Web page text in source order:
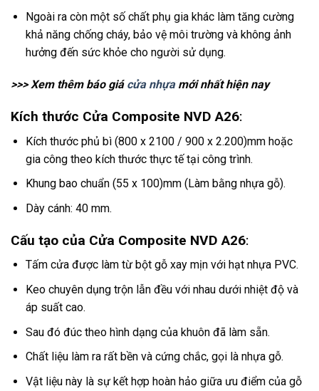
Ngoài ra còn một số chất phụ gia khác làm tăng cường
khả năng chống cháy, bảo vệ môi trường và không ảnh
hưởng đến sức khỏe cho người sử dụng.
>>> Xem thêm báo giá cửa nhựamới nhất hiện nay
Kích thước Cửa Composite NVD A26:
Kích thước phủ bì (800 x 2100 / 900 x 2.200)mm hoặc
gia công theo kích thước thực tế tại công trình.
Khung bao chuẩn (55 x 100)mm (Làm bằng nhựa gỗ).
Dày cánh: 40 mm.
Cấu tạo của Cửa Composite NVD A26:
Tấm cửa được làm từ bột gỗ xay mịn với hạt nhựa PVC.
Keo chuyên dụng trộn lẫn đều với nhau dưới nhiệt độ và
áp suất cao.
Sau đó đúc theo hình dạng của khuôn đã làm sẵn.
Chất liệu làm ra rất bền và cứng chắc, gọi là nhựa gỗ.
Vật liệu này là sự kết hợp hoàn hảo giữa ưu điểm của gỗ